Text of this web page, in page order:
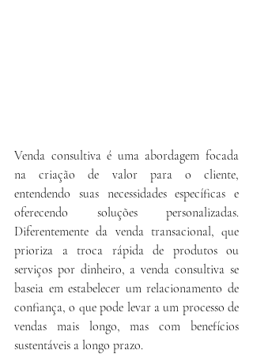
Venda consultiva é uma abordagem focada
na criação de valor para o cliente,
entendendo suas necessidades específicas e
oferecendo soluções personalizadas.
Diferentemente da venda transacional, que
prioriza a troca rápida de produtos ou
serviços por dinheiro, a venda consultiva se
baseia em estabelecer um relacionamento de
confiança, o que pode levar a um processo de
vendas mais longo, mas com benefícios
sustentáveis a longo prazo.